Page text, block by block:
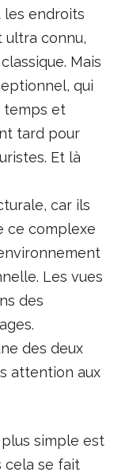
les endroits
ultra connu,
Mais
qui
temps et
tard pour
Et là
car ils
ce complexe
Les vues
des
des deux
attention aux
simple est
cela se fait